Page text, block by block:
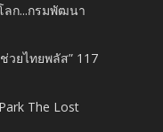
ลก...กรมพัฒนา
วยไทยพลัส” 117
The Lost